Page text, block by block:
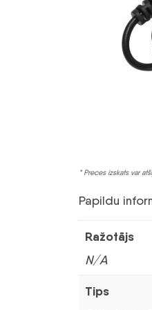
* Preces izskats var
Papildu
Ražotājs
N/A
Tips